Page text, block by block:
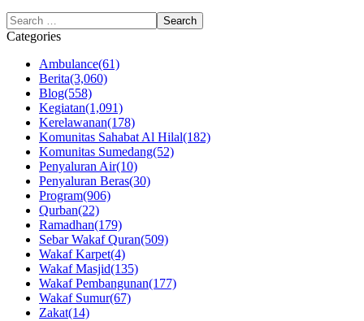
Categories
Ambulance(61)
Berita(3,060)
Blog(558)
Kegiatan(1,091)
Kerelawanan(178)
Komunitas Sahabat Al Hilal(182)
Komunitas Sumedang(52)
Penyaluran Air(10)
Penyaluran Beras(30)
Program(906)
Qurban(22)
Ramadhan(179)
Sebar Wakaf Quran(509)
Wakaf Karpet(4)
Wakaf Masjid(135)
Wakaf Pembangunan(177)
Wakaf Sumur(67)
Zakat(14)